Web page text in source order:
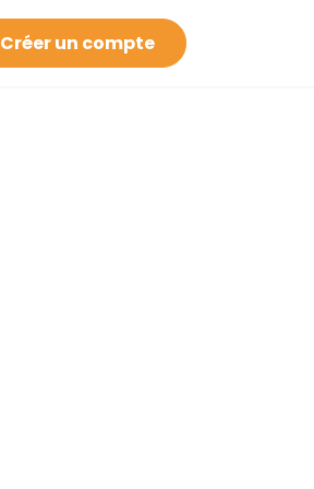
Créer un compte